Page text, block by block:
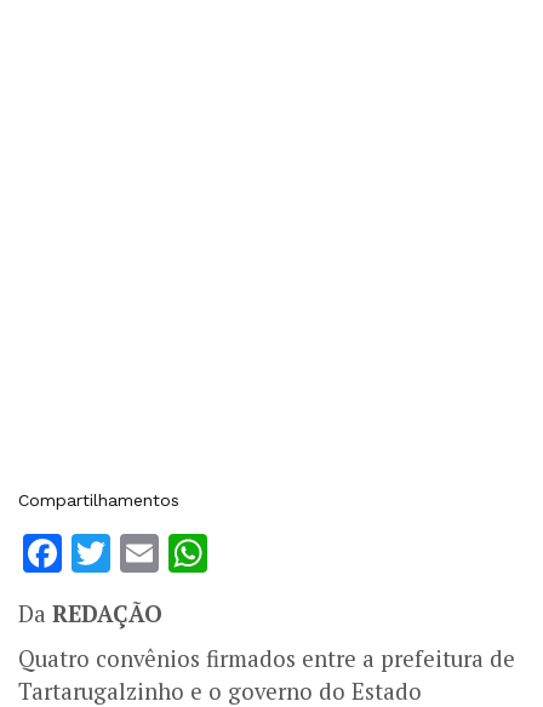
Compartilhamentos
Facebook
Twitter
Email
Da REDAÇÃO
Quatro convênios firmados entre a prefeitura de
Tartarugalzinho e o governo do Estado